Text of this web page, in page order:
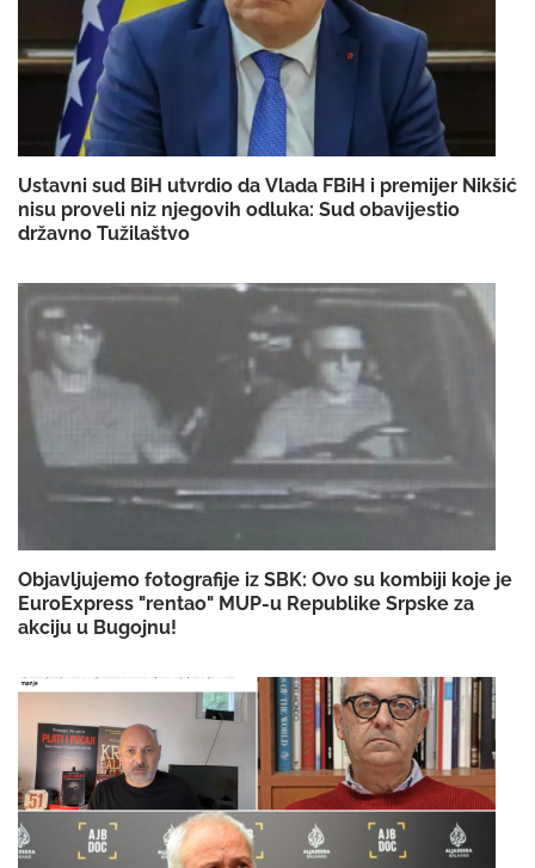
Ustavni sud BiH utvrdio da Vlada FBiH i premijer Nikšić
nisu proveli niz njegovih odluka: Sud obavijestio
državno Tužilaštvo
Objavljujemo fotografije iz SBK: Ovo su kombiji koje je
EuroExpress "rentao" MUP-u Republike Srpske za
akciju u Bugojnu!